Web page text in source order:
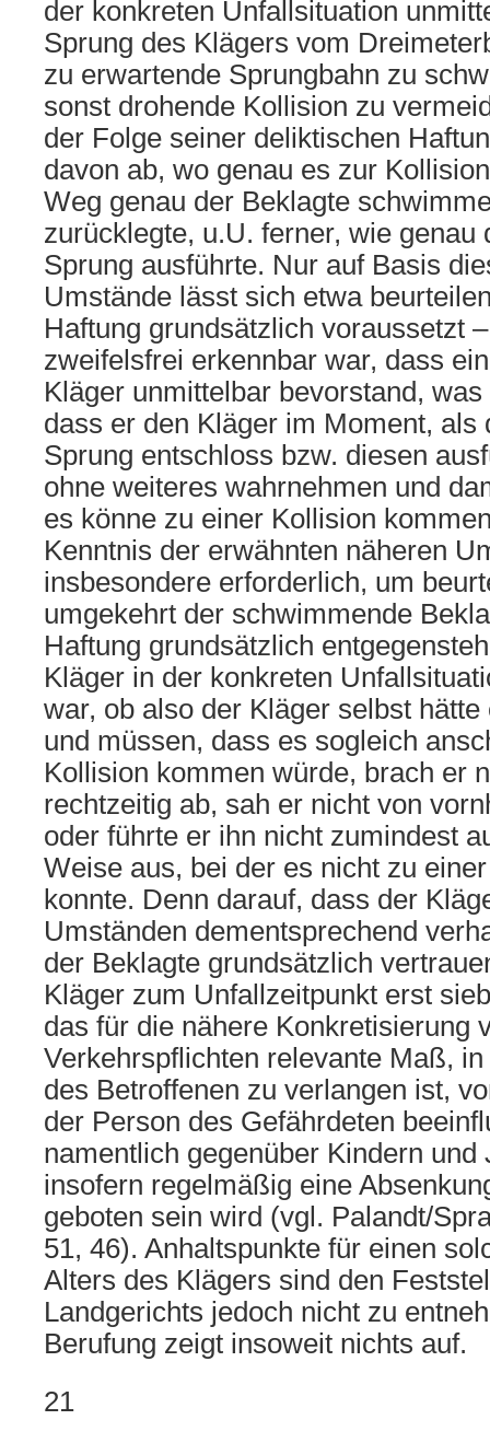
der konkreten Unfallsituation
Sprung des Klägers vom
zu erwartende Sprungbahn zu
sonst drohende Kollision zu
der Folge seiner deliktischen
davon ab, wo genau es zur
Weg genau der Beklagte
zurücklegte, u.U. ferner, wie genau
Sprung ausführte. Nur auf Basis
Umstände lässt sich etwa
Haftung grundsätzlich voraussetzt
zweifelsfrei erkennbar war, dass
Kläger unmittelbar bevorstand,
dass er den Kläger im Moment, als
Sprung entschloss bzw. diesen
ohne weiteres wahrnehmen und
es könne zu einer Kollision
Kenntnis der erwähnten näheren
insbesondere erforderlich, um
umgekehrt der schwimmende
Haftung grundsätzlich
Kläger in der konkreten
war, ob also der Kläger selbst
und müssen, dass es sogleich
Kollision kommen würde, brach er
rechtzeitig ab, sah er nicht von
oder führte er ihn nicht zumindest
Weise aus, bei der es nicht zu
konnte. Denn darauf, dass der
Umständen dementsprechend
der Beklagte grundsätzlich
Kläger zum Unfallzeitpunkt erst
das für die nähere Konkretisierung
Verkehrspflichten relevante Maß,
des Betroffenen zu verlangen ist,
der Person des Gefährdeten
namentlich gegenüber Kindern und
insofern regelmäßig eine
geboten sein wird (vgl. Palandt/
51, 46). Anhaltspunkte für einen
Alters des Klägers sind den
Landgerichts jedoch nicht zu
Berufung zeigt insoweit nichts auf.
21